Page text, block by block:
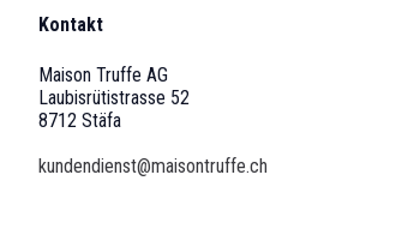
Kontakt
Maison Truffe AG
Laubisrütistrasse 52
8712 Stäfa
kundendienst@maisontruffe.ch